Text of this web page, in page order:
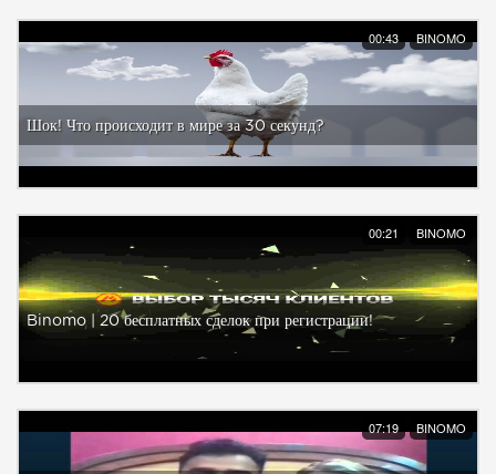
00:43 BINOMO
Шок! Что происходит в мире за 30 секунд?
00:21 BINOMO
Binomo | 20 бесплатных сделок при регистрации!
07:19 BINOMO